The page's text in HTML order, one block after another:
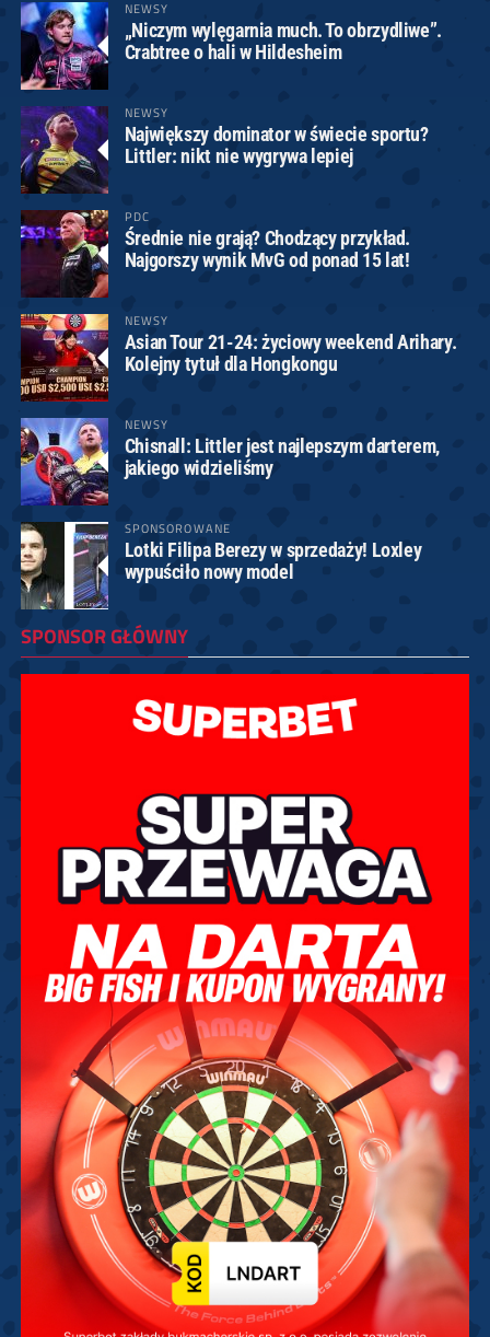
NEWSY
„Niczym wylęgarnia much. To obrzydliwe”.
Crabtree o hali w Hildesheim
NEWSY
Największy dominator w świecie sportu?
Littler: nikt nie wygrywa lepiej
PDC
Średnie nie grają? Chodzący przykład.
Najgorszy wynik MvG od ponad 15 lat!
NEWSY
Asian Tour 21-24: życiowy weekend Arihary.
Kolejny tytuł dla Hongkongu
NEWSY
Chisnall: Littler jest najlepszym darterem,
jakiego widzieliśmy
SPONSOROWANE
Lotki Filipa Berezy w sprzedaży! Loxley
wypuściło nowy model
SPONSOR GŁÓWNY